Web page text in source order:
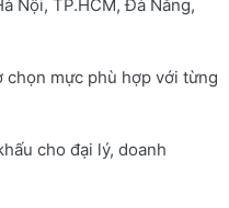
Nội, TP.HCM, Đà Nẵng,
chọn mực phù hợp với từng
cho đại lý, doanh